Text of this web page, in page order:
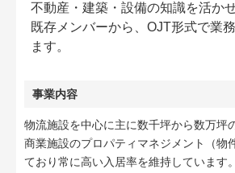
不動産・建築・設備の知識を活か
既存メンバーから、OJT形式で業
ます。
事業内容
物流施設を中心に主に数千坪から数万坪
商業施設のプロパティマネジメント（物
ており常に高い入居率を維持しています